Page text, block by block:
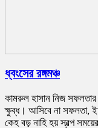
ধ্বংসের রঙ্গমঞ্চ
কামরুল হাসান নিজ সফলতার
ক্ষুব্ধ। আসিবে না সফলতা,
কেহ বড় নাহি হয় স্বল্প